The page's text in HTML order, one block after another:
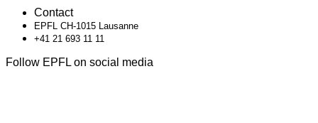
Contact
EPFL CH-1015 Lausanne
+41 21 693 11 11
Follow EPFL on social media